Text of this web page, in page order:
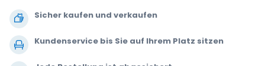
Sicher kaufen und verkaufen
Kundenservice bis Sie auf Ihrem Platz sitzen